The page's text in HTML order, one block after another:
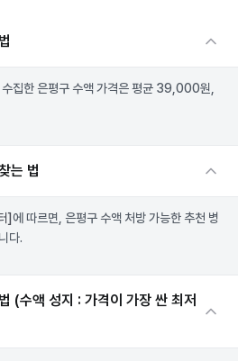
수집한 은평구 수액 가격은 평균 39,000원,
는 법
] 에 따르면, 은평구 수액 처방 가능한 추천 병
다.
(수액 성지 : 가격이 가장 싼 최저